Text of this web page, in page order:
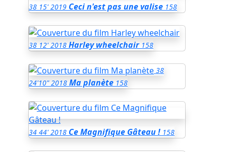
38 15' 2019 Ceci n'est pas une valise 158
38 12' 2018 Harley wheelchair 158
38
24'10" 2018 Ma planète 158
34 44' 2018 Ce Magnifique Gâteau ! 158